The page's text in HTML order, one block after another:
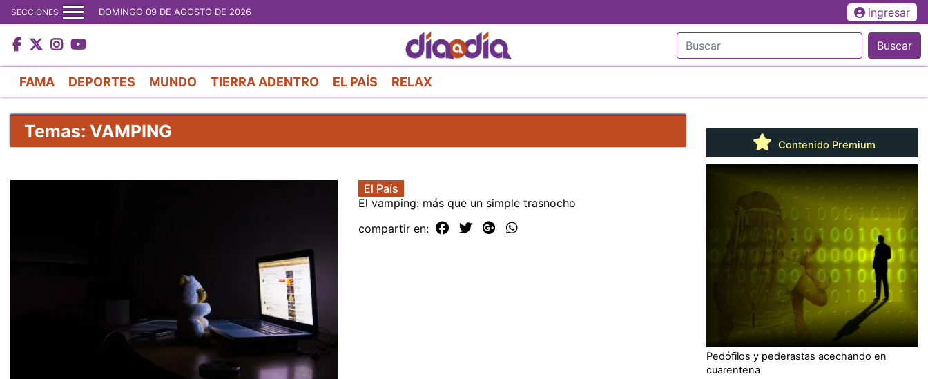
al
contenido
principal
SECCIONES DOMINGO 09 DE AGOSTO DE 2026 ingresar
Buscar
FAMA DEPORTES MUNDO TIERRA ADENTRO EL PAÍS RELAX
Temas: VAMPING
El País
El vamping: más que un simple trasnocho
compartir en:
Contenido Premium
Pedófilos y pederastas acechando en
cuarentena